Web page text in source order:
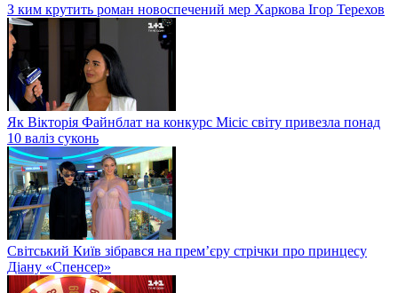
З ким крутить роман новоспечений мер Харкова Ігор Терехов
Як Вікторія Файнблат на конкурс Місіс світу привезла понад
10 валіз суконь
Світський Київ зібрався на прем’єру стрічки про принцесу
Діану «Спенсер»